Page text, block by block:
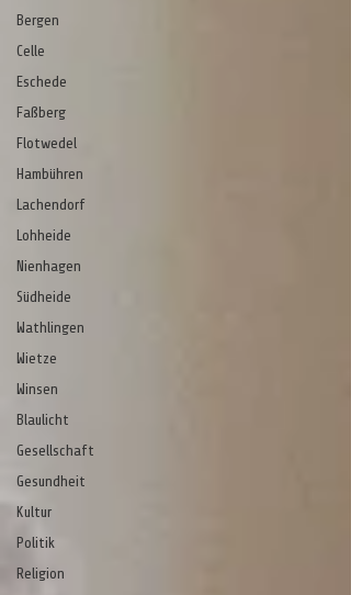
Bergen
Celle
Eschede
Faßberg
Flotwedel
Hambühren
Lachendorf
Lohheide
Nienhagen
Südheide
Wathlingen
Wietze
Winsen
Blaulicht
Gesellschaft
Gesundheit
Kultur
Politik
Religion